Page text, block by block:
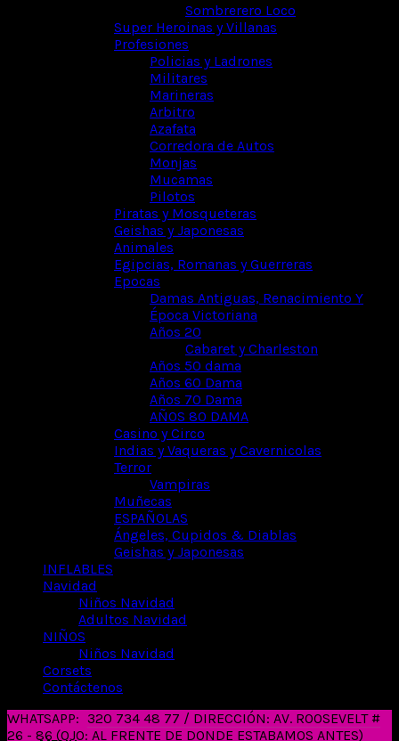
Sombrerero Loco
Super Heroinas y Villanas
Profesiones
Policias y Ladrones
Militares
Marineras
Arbitro
Azafata
Corredora de Autos
Monjas
Mucamas
Pilotos
Piratas y Mosqueteras
Geishas y Japonesas
Animales
Egipcias, Romanas y Guerreras
Epocas
Damas Antiguas, Renacimiento Y
Época Victoriana
Años 20
Cabaret y Charleston
Años 50 dama
Años 60 Dama
Años 70 Dama
AÑOS 80 DAMA
Casino y Circo
Indias y Vaqueras y Cavernicolas
Terror
Vampiras
Muñecas
ESPAÑOLAS
Ángeles, Cupidos & Diablas
Geishas y Japonesas
INFLABLES
Navidad
Niños Navidad
Adultos Navidad
NIÑOS
Niños Navidad
Corsets
Contáctenos
WHATSAPP: 320 734 48 77 / DIRECCIÓN: AV. ROOSEVELT #
26 - 86 (OJO: AL FRENTE DE DONDE ESTABAMOS ANTES)